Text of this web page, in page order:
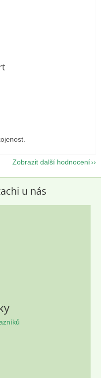
5 z 5 hvězdiček.
5 z 5 hvězdiček.
5 z 5 hvězdiček.
Zobrazit další hodnocení
u nás